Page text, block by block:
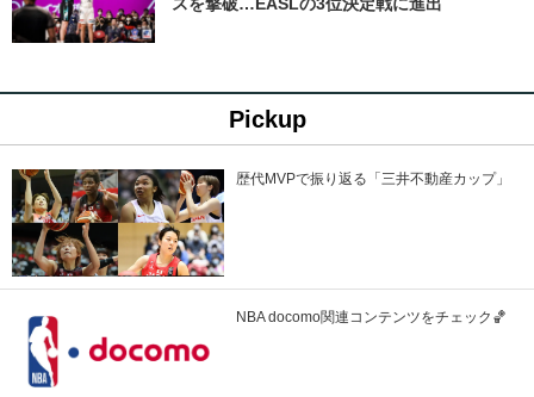
Pickup
歴代MVPで振り返る「三井不動産カップ」
NBA docomo関連コンテンツをチェック🏀